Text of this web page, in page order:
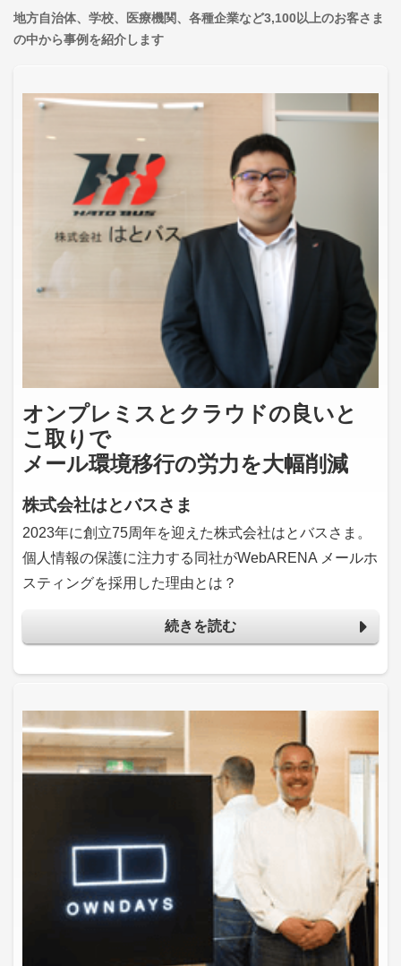
地方自治体、学校、医療機関、各種企業など3,100以上のお客さま
の中から事例を紹介します
オンプレミスとクラウドの良いと
こ取りで
メール環境移行の労力を大幅削減
株式会社はとバスさま
2023年に創立75周年を迎えた株式会社はとバスさま。
個人情報の保護に注力する同社がWebARENA メールホ
スティングを採用した理由とは？
続きを読む